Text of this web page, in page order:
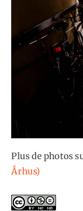
Plus de photos
Århus)